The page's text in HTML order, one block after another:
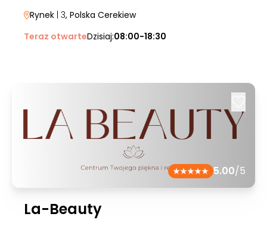
Rynek | 3, Polska Cerekiew
Teraz otwarteDzisiaj:08:00-18:30
5.00/5
La-Beauty